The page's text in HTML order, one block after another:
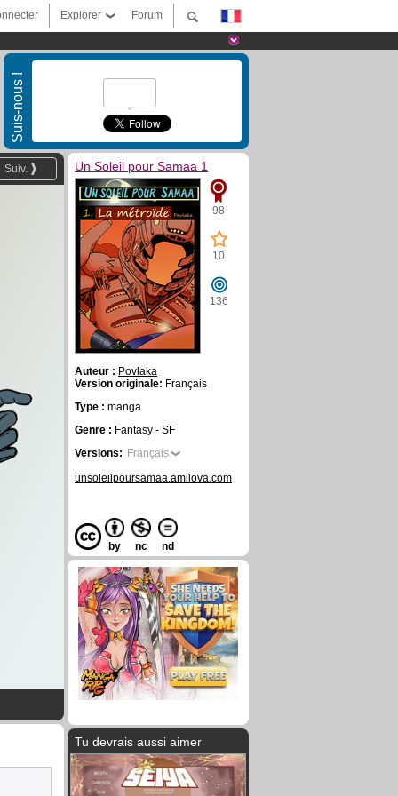
Forum
Explorer
Suis-nous !
Suiv. Un Soleil pour Samaa 1
98
10
136
Auteur : Povlaka
Version originale: Français
Type : manga
Genre : Fantasy - SF
Versions: Français
unsoleilpoursamaa.amilova.com
by nc nd
Tu devrais aussi aimer